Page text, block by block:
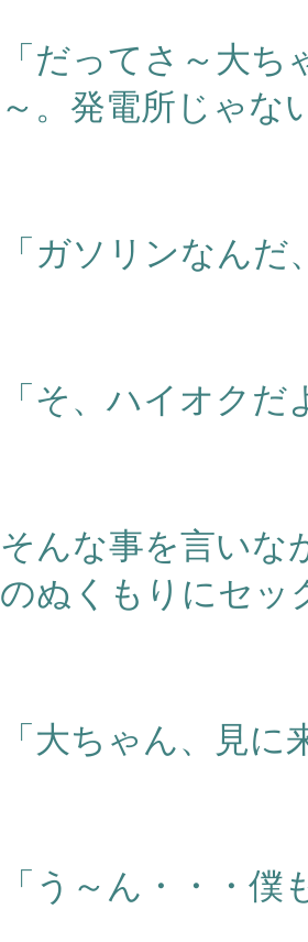
「だってさ～大
～。発電所じゃな
「ガソリンなんだ
「そ、ハイオクだ
そんな事を言いな
のぬくもりにセッ
「大ちゃん、見
「う～ん・・・